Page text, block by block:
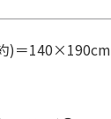
)＝140×190cm